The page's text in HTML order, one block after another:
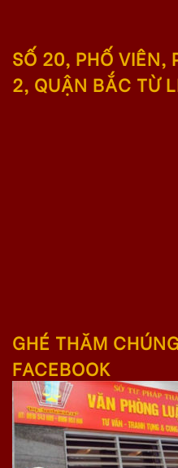
SỐ 20, PHỐ VIÊN,
2, QUẬN BẮC TỪ
GHÉ THĂM
FACEBOOK